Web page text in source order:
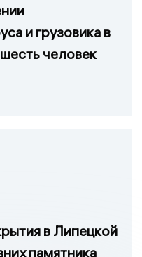
и грузовика в
человек
в Липецкой
памятника